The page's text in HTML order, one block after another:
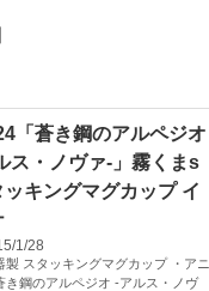
「蒼き鋼のアルペジオ
ス・ノヴァ-」霧くまs
ッキングマグカップ イ
1/28
製 スタッキングマグカップ ・アニ
き鋼のアルペジオ -アルス・ノヴ